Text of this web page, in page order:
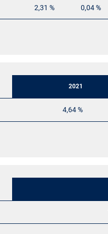
2,31 % 0,04 %
2021
4,64 %